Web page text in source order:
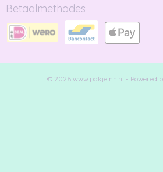
Betaalmethodes
© 2026 www.pakjeinn.nl - Powered